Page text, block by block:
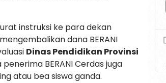
instruksi ke para dekan
dana BERANI
Dinas Pendidikan Provinsi
BERANI Cerdas juga
atau bea siswa ganda.